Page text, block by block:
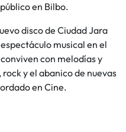
en Bilbo.
disco de Ciudad Jara
musical en el
con melodías y
y el abanico de nuevas
en Cine.